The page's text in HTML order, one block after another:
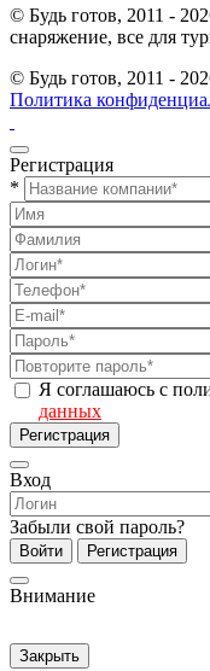
© Будь готов, 2011 -
снаряжение, все для
© Будь готов, 2011 -
Политика
Регистрация
*
Я соглашаюсь с
данных
Регистрация
Вход
Забыли свой пароль?
Войти Регистрация
Внимание
Закрыть